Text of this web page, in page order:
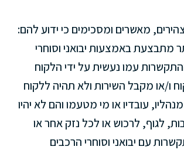
מאשרים ומסכימים כי ידוע להם:
מתבצעת באמצעות יבואני וסוחרי
עמו נעשית על ידי הלקוח
ו/או מקבל השירות ולא תהיה ללקוח
עובדיו או מי מטעמו והם לא יהיו
לגוף, לרכוש או לכל נזק אחר או
עם יבואני וסוחרי הרכבים